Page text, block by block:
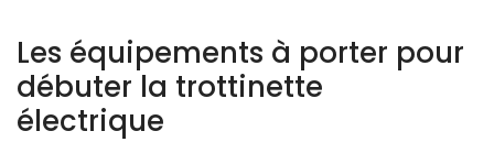
Les équipements à porter pour
débuter la trottinette
électrique